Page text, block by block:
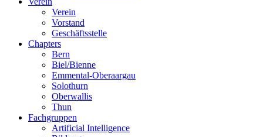
Verein
Vorstand
Geschäftsstelle
Chapters
Bern
Biel/Bienne
Emmental-Oberaargau
Solothurn
Oberwallis
Thun
Fachgruppen
Artificial Intelligence